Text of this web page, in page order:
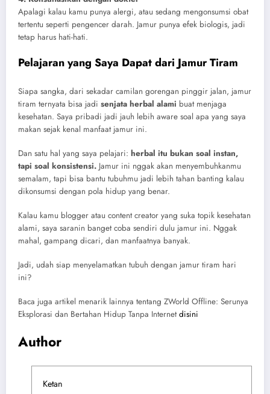
Apalagi kalau kamu punya alergi, atau sedang mengonsumsi obat
tertentu seperti pengencer darah. Jamur punya efek biologis, jadi
tetap harus hati-hati.
Pelajaran yang Saya Dapat dari Jamur Tiram
Siapa sangka, dari sekadar camilan gorengan pinggir jalan, jamur
tiram ternyata bisa jadi senjata herbal alami buat menjaga
kesehatan. Saya pribadi jadi jauh lebih aware soal apa yang saya
makan sejak kenal manfaat jamur ini.
Dan satu hal yang saya pelajari: herbal itu bukan soal instan,
tapi soal konsistensi. Jamur ini nggak akan menyembuhkanmu
semalam, tapi bisa bantu tubuhmu jadi lebih tahan banting kalau
dikonsumsi dengan pola hidup yang benar.
Kalau kamu blogger atau content creator yang suka topik kesehatan
alami, saya saranin banget coba sendiri dulu jamur ini. Nggak
mahal, gampang dicari, dan manfaatnya banyak.
Jadi, udah siap menyelamatkan tubuh dengan jamur tiram hari
ini?
Baca juga artikel menarik lainnya tentang ZWorld Offline: Serunya
Eksplorasi dan Bertahan Hidup Tanpa Internetdisini
Author
Ketan